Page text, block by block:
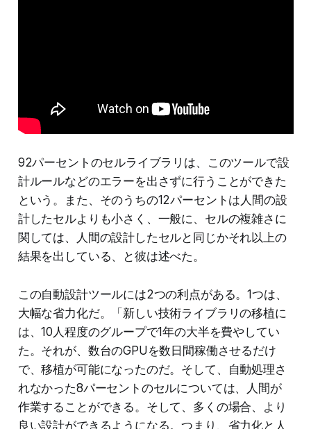
92パーセントのセルライブラリは、このツールで設
計ルールなどのエラーを出さずに行うことができた
という。また、そのうちの12パーセントは人間の設
計したセルよりも小さく、一般に、セルの複雑さに
関しては、人間の設計したセルと同じかそれ以上の
結果を出している、と彼は述べた。
この自動設計ツールには2つの利点がある。1つは、
大幅な省力化だ。「新しい技術ライブラリの移植に
は、10人程度のグループで1年の大半を費やしてい
た。それが、数台のGPUを数日間稼働させるだけ
で、移植が可能になったのだ。そして、自動処理さ
れなかった8パーセントのセルについては、人間が
作業することができる。そして、多くの場合、より
良い設計ができるようになる。つまり、省力化と人